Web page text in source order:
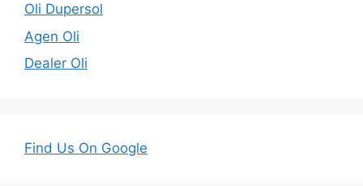
Oli Dupersol
Agen Oli
Dealer Oli
Find Us On Google